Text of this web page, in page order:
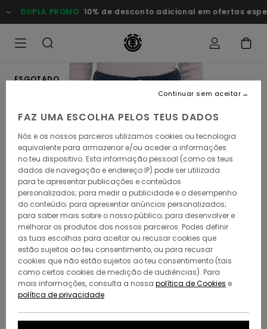
para
a
DUPLA PROMO 10% de desconto adicional em ofertas
ESGOTADO
FAZ UMA ESCOLHA PELOS TEUS DADOS
Nós e os nossos parceiros utilizamos cookies ou tecnologia
equivalente para armazenar e/ou aceder a informações
no teu dispositivo. Esta informação pessoal (como os teus
dados de navegação e endereço IP) pode ser utilizada
para te apresentar publicações e conteúdos
personalizados; para medir a publicidade e o desempenho
do conteúdo; para apresentar anúncios personalizados;
para saber mais sobre o nosso público; para desenvolver e
melhorar os produtos dos nossos parceiros. Podes definir
as tuas escolhas para aceitar ou recusar cookies que
estão sujeitos ao teu consentimento, ou para recusar
cookies que não estão sujeitos ao teu consentimento (tais
como certos cookies de medição de audiências). Para
mais informações, consulta a nossa política de Cookies e
política de privacidade
Continuar sem aceitar